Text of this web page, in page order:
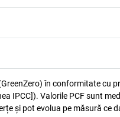
în conformitate cu
IPCC]). Valorile PCF sunt
și pot evolua pe măsură ce